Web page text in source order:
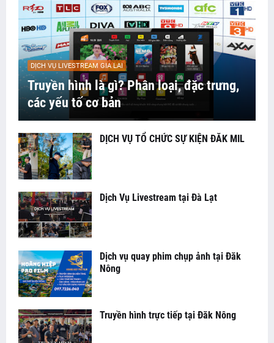
DỊCH VỤ LIVESTREAM GIA LAI
Truyền hình là gì? Phân loại, đặc trưng,
các yếu tố cơ bản
DỊCH VỤ TỔ CHỨC SỰ KIỆN ĐĂK MIL
Dịch Vụ Livestream tại Đà Lạt
Dịch vụ quay phim chụp ảnh tại Đăk
Nông
Truyền hình trực tiếp tại Đăk Nông